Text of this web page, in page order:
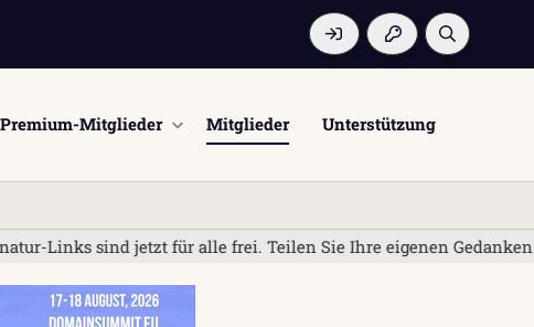
Premium-Mitglieder Mitglieder Unterstützung
sind jetzt für alle frei. Teilen Sie Ihre eigenen Gedanken und